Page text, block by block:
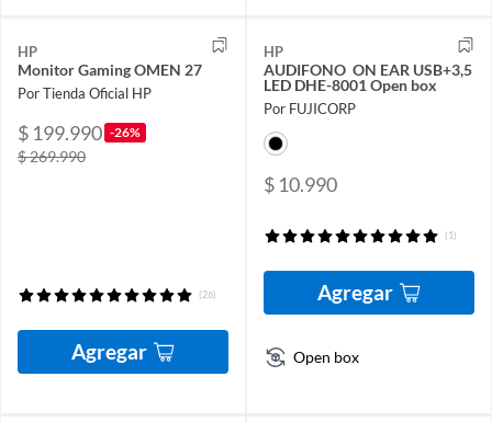
HP
Monitor Gaming OMEN 27
Por Tienda Oficial HP
$ 199.990 -26%
$ 269.990
(26)
Agregar
HP
AUDIFONO ON EAR USB+3,5
LED DHE-8001 Open box
Por FUJICORP
$ 10.990
(1)
Agregar
Open box